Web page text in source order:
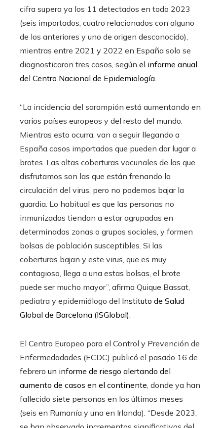
cifra supera ya los 11 detectados en todo 2023
(seis importados, cuatro relacionados con alguno
de los anteriores y uno de origen desconocido),
mientras entre 2021 y 2022 en España solo se
diagnosticaron tres casos, según el informe anual
del Centro Nacional de Epidemiología.
“La incidencia del sarampión está aumentando en
varios países europeos y del resto del mundo.
Mientras esto ocurra, van a seguir llegando a
España casos importados que pueden dar lugar a
brotes. Las altas coberturas vacunales de las que
disfrutamos son las que están frenando la
circulación del virus, pero no podemos bajar la
guardia. Lo habitual es que las personas no
inmunizadas tiendan a estar agrupadas en
determinadas zonas o grupos sociales, y formen
bolsas de población susceptibles. Si las
coberturas bajan y este virus, que es muy
contagioso, llega a una estas bolsas, el brote
puede ser mucho mayor”, afirma Quique Bassat,
pediatra y epidemiólogo del Instituto de Salud
Global de Barcelona (ISGlobal).
El Centro Europeo para el Control y Prevención de
Enfermedadades (ECDC) publicó el pasado 16 de
febrero un informe de riesgo alertando del
aumento de casos en el continente, donde ya han
fallecido siete personas en los últimos meses
(seis en Rumanía y una en Irlanda). “Desde 2023,